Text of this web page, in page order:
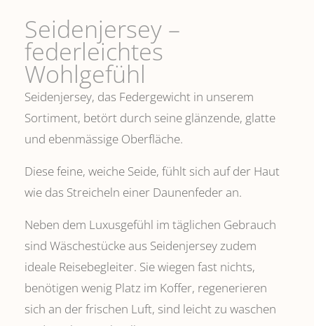
Seidenjersey –
federleichtes
Wohlgefühl
Seidenjersey, das Federgewicht in unserem
Sortiment, betört durch seine glänzende, glatte
und ebenmässige Oberfläche.
Diese feine, weiche Seide, fühlt sich auf der Haut
wie das Streicheln einer Daunenfeder an.
Neben dem Luxusgefühl im täglichen Gebrauch
sind Wäschestücke aus Seidenjersey zudem
ideale Reisebegleiter. Sie wiegen fast nichts,
benötigen wenig Platz im Koffer, regenerieren
sich an der frischen Luft, sind leicht zu waschen